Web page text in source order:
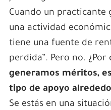
Cuando un practicante
una actividad
tiene una fuente de
perdida”. Pero no. ¿Por
generamos méritos,
tipo de apoyo
Se estás en una